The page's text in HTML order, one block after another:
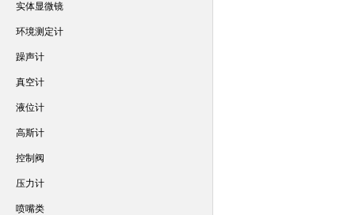
实体显微镜
环境测定计
躁声计
真空计
液位计
高斯计
控制阀
压力计
喷嘴类